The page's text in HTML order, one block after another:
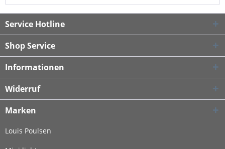
Service Hotline
Shop Service
Informationen
Widerruf
Marken
Louis Poulsen